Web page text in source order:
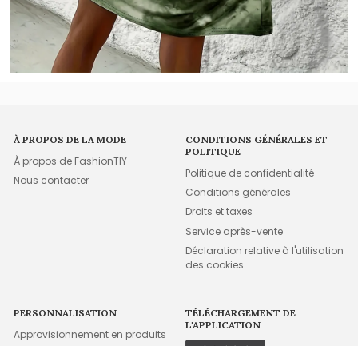
À PROPOS DE LA MODE
À propos de FashionTIY
Nous contacter
CONDITIONS GÉNÉRALES ET
POLITIQUE
Politique de confidentialité
Conditions générales
Droits et taxes
Service après-vente
Déclaration relative à l'utilisation
des cookies
PERSONNALISATION
Approvisionnement en produits
TÉLÉCHARGEMENT DE
L'APPLICATION